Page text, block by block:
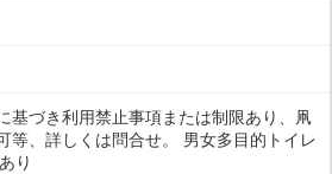
基づき利用禁止事項または制限あり、凧
等、詳しくは問合せ。 男女多目的トイレ
り